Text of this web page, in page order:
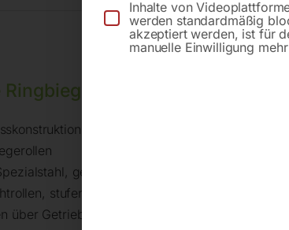
PRM 40 FH
gehärtet und geschliffen
stufenlos verstellbar
über Getriebe angetrieben
Inhalte von
werden standardmäßig
akzeptiert werden, ist für
manuelle Einwilligung